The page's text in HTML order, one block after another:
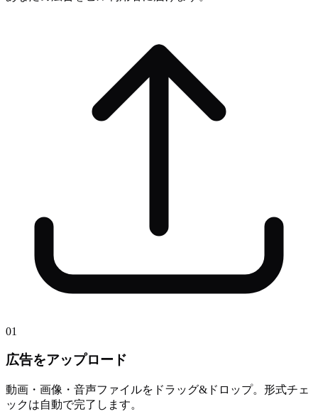
01
広告をアップロード
動画・画像・音声ファイルをドラッグ&ドロップ。形式チェ
ックは自動で完了します。